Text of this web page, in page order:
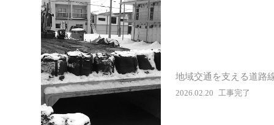
地域交通を支える道路
2026.02.20 工事完了